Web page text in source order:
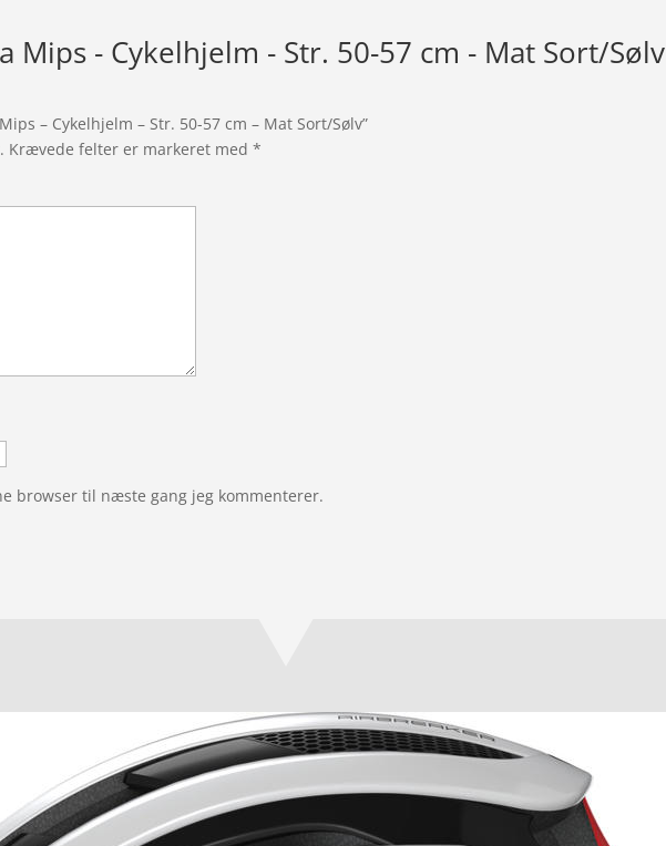
Mips - Cykelhjelm - Str. 50-57 cm - Mat Sort/Sølv
– Cykelhjelm – Str. 50-57 cm – Mat Sort/Sølv”
Krævede felter er markeret med*
browser til næste gang jeg kommenterer.